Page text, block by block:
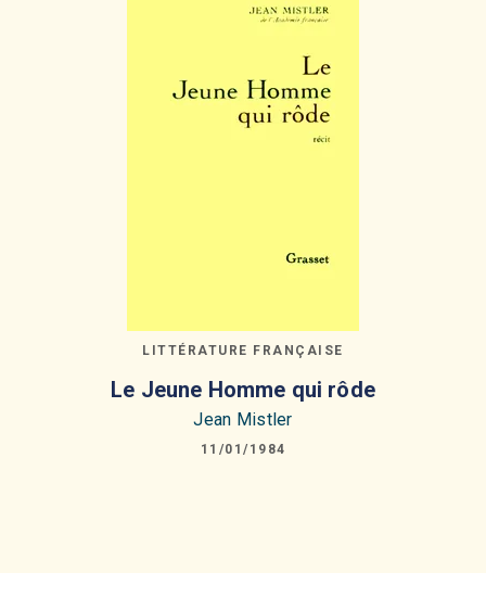
LITTÉRATURE FRANÇAISE
Le Jeune Homme qui rôde
Jean Mistler
11/01/1984